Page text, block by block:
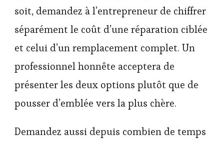
soit, demandez à l’entrepreneur de chiffrer
séparément le coût d’une réparation ciblée
et celui d’un remplacement complet. Un
professionnel honnête acceptera de
présenter les deux options plutôt que de
pousser d’emblée vers la plus chère.
Demandez aussi depuis combien de temps